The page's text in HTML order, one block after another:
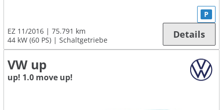
EZ 11/2016
75.791 km
44 kW (60 PS)
Schaltgetriebe
P
Details
VW up
up! 1.0 move up!